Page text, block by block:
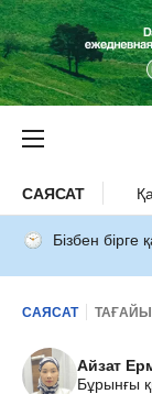
САЯСАТ
Бізбен бірге
САЯСАТ
Айзат
Бұрынғы